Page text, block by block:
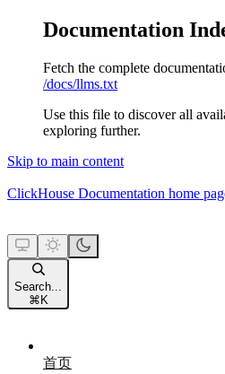
Documentation
Fetch the complete
/docs/llms.txt
Use this file to discover all
exploring further.
Skip to main content
ClickHouse Documentation home
Search...
⌘ K
首页